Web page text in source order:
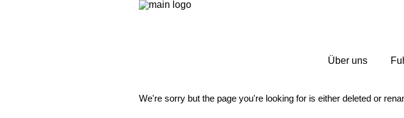
Über uns
We're sorry but the page you're looking for is either deleted or